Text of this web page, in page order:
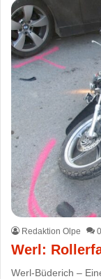
Redaktion Olpe 0
Werl:
Werl-Büderich –